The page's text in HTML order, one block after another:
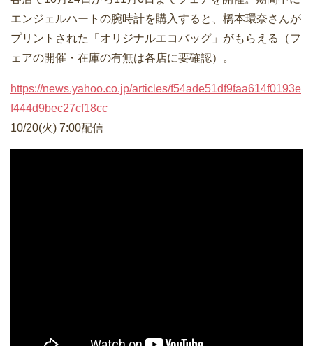
エンジェルハートの腕時計を購入すると、橋本環奈さんが
プリントされた「オリジナルエコバッグ」がもらえる（フ
ェアの開催・在庫の有無は各店に要確認）。
https://news.yahoo.co.jp/articles/f54ade51df9faa614f0193e
f444d9bec27cf18cc
10/20(火) 7:00配信